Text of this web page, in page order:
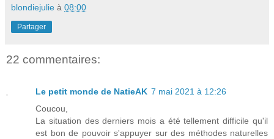
blondiejulie à 08:00
Partager
22 commentaires:
Le petit monde de NatieAK 7 mai 2021 à 12:26
Coucou,
La situation des derniers mois a été tellement difficile qu'il
est bon de pouvoir s'appuyer sur des méthodes naturelles